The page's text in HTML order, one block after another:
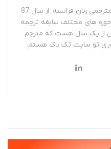
کارشناسی مترجمی زبان فرانسه. از سال 87
های مختلف سابقه ترجمه
از یک سال هست که مترجم
تو سایت تک ناک هستم.